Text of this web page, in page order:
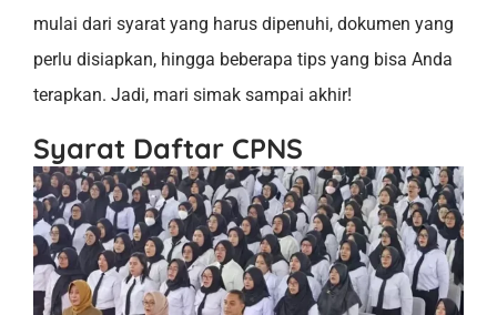
mulai dari syarat yang harus dipenuhi, dokumen yang
perlu disiapkan, hingga beberapa tips yang bisa Anda
terapkan. Jadi, mari simak sampai akhir!
Syarat Daftar CPNS